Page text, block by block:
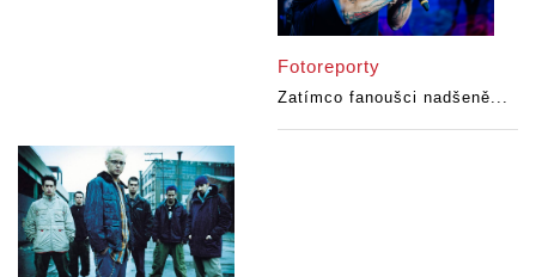
Fotoreporty
Zatímco fanoušci nadšeně...